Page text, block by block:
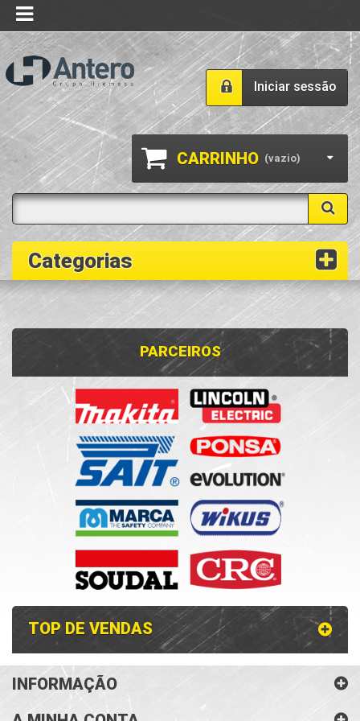
Categorias
Iniciar sessão
CARRINHO (vazio)
PARCEIROS
TOP DE VENDAS
INFORMAÇÃO